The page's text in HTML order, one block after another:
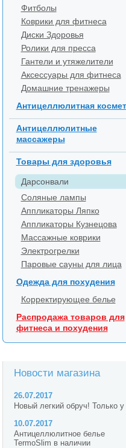
Фитболы
Коврики для фитнеса
Диски Здоровья
Ролики для пресса
Гантели и утяжелители
Аксессуары для фитнеса
Домашние тренажеры
Антицеллюлитная
Антицеллюлитные
массажеры
Товары для здоровья
Дарсонвали
Соляные лампы
Аппликаторы Ляпко
Аппликаторы Кузнецова
Массажные коврики
Электрогрелки
Паровые сауны для лица
Одежда для похудения
Корректирующее белье
Распродажа товаров для
фитнеса и похудения
Новости магазина
26.07.2017
Новый легкий обруч! Только у
10.07.2017
Антицеллюлитное белье
TermoSlim в наличии